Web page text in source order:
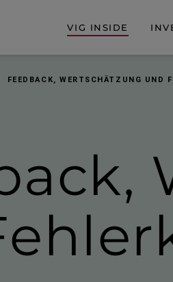
VIG INSIDE
FEEDBACK, WERTSCHÄTZUNG UND